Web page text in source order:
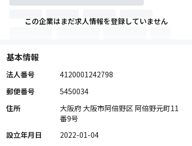
この企業はまだ求人情報を登録していません
基本情報
法人番号
4120001242798
郵便番号
5450034
住所
大阪府 大阪市阿倍野区 阿倍野元町11
番9号
設立年月日
2022-01-04